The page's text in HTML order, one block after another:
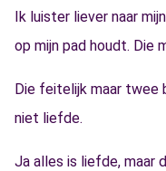
Ik luister liever naar
op mijn pad houdt. Die
Die feitelijk maar twee
niet liefde.
Ja alles is liefde, maar